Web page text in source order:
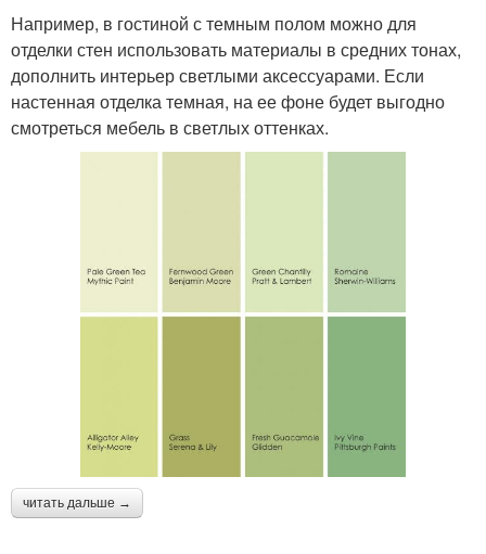
Например, в гостиной с темным полом можно для
отделки стен использовать материалы в средних тонах,
дополнить интерьер светлыми аксессуарами. Если
настенная отделка темная, на ее фоне будет выгодно
смотреться мебель в светлых оттенках.
читать дальше →